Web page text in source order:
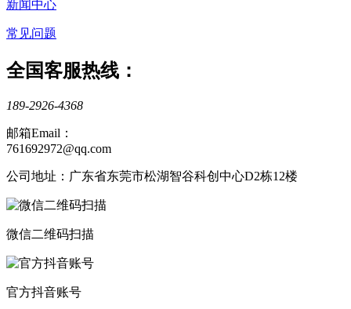
新闻中心
常见问题
全国客服热线：
189-2926-4368
邮箱Email：
761692972@qq.com
公司地址：广东省东莞市松湖智谷科创中心D2栋12楼
微信二维码扫描
官方抖音账号